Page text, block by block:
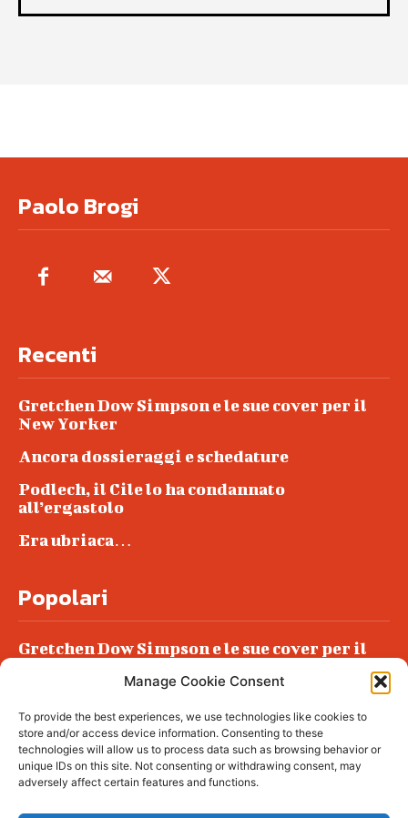
Manage Cookie Consent
To provide the best experiences, we use technologies like cookies to
store and/or access device information. Consenting to these
technologies will allow us to process data such as browsing behavior or
unique IDs on this site. Not consenting or withdrawing consent, may
adversely affect certain features and functions.
Paolo Brogi
Recenti
Gretchen Dow Simpson e le sue cover per il
New Yorker
Ancora dossieraggi e schedature
Podlech, il Cile lo ha condannato
all’ergastolo
Era ubriaca…
Popolari
Gretchen Dow Simpson e le sue cover per il
Podlech, il Cile lo ha condannato
all’ergastolo
Era ubriaca…